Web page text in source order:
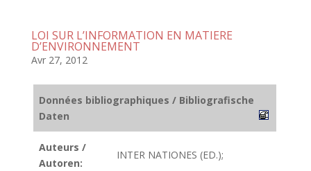
LOI SUR L’INFORMATION EN MATIERE
D’ENVIRONNEMENT
Avr 27, 2012
Données bibliographiques / Bibliografische
Daten
Auteurs /
Autoren:
INTER NATIONES (ED.);